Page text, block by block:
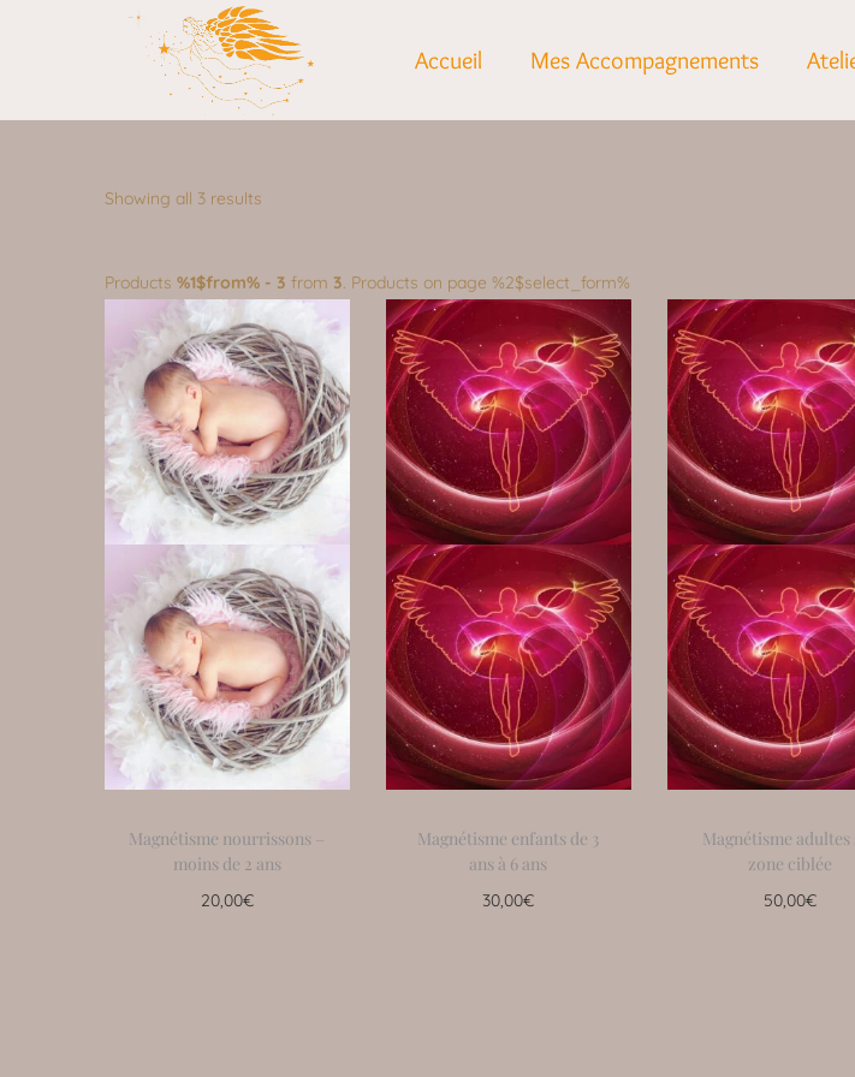
Accueil Mes Accompagnements
Showing all 3 results
Products %1$from% - 3 from 3. Products on page %2$select_form%
Magnétisme nourrissons –
moins de 2 ans
20,00€
Magnétisme enfants de 3
ans à 6 ans
30,00€
Magnétisme adultes
zone ciblée
50,00€